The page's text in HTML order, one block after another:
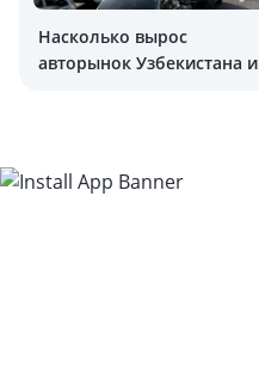
Насколько вырос
авторынок Узбекистана и